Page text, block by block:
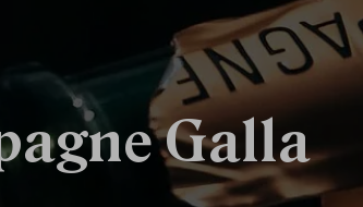
Galla